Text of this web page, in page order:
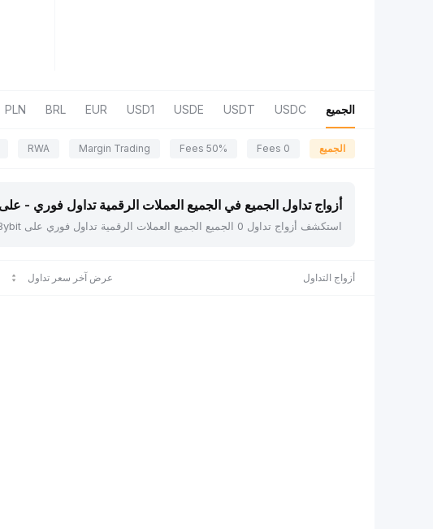
الجميع USDC
USDT
USDE
USD1
EUR
BRL
PLN
الجميع 0 Fees
50% Fees
Margin Trading
RWA
أزواج تداول الجميع في الجميع العملات الرقمية تداول فوري - على Bybit
استكشف أزواج تداول 0 الجميع الجميع العملات الرقمية تداول فوري على Bybit، بما في ذلك . اعرض الأسعار الحية، والقيمة السوقية، والتغير خلال 24 ساعة، مع إمكانية الفرز حسب أي عمود.
أزواج التداول عرض آخر سعر تداول